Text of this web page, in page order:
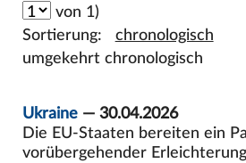
von 1)
Sortierung: chronologisch
umgekehrt chronologisch
Ukraine— 30.04.2026
Die EU-Staaten bereiten ein
vorübergehender